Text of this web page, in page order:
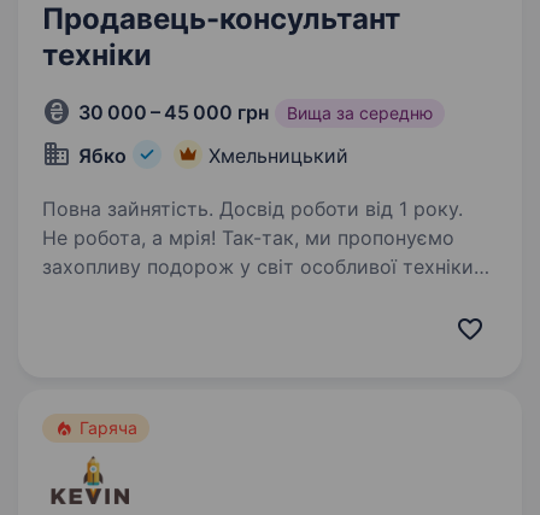
Продавець-консультант
техніки
30 000 – 45 000 грн Вища за середню
Ябко Хмельницький
Повна зайнятість. Досвід роботи від 1 року.
Не робота, а мрія! Так-так, ми пропонуємо
захопливу подорож у світ особливої техніки
любиш дарувати подарунки та бачити щастя
Гаряча